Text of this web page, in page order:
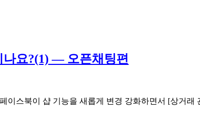
요?(1) — 오픈채팅편
스북이 샵 기능을 새롭게 변경 강화하면서 [상거래